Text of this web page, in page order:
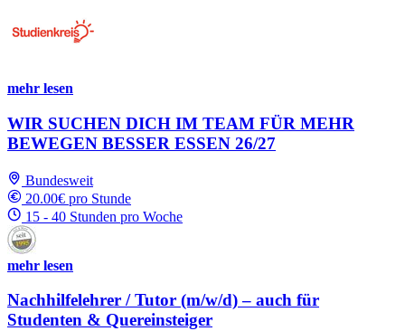
mehr lesen
WIR SUCHEN DICH IM TEAM FÜR MEHR
BEWEGEN BESSER ESSEN 26/27
Bundesweit
20.00€ pro Stunde
15 - 40 Stunden pro Woche
mehr lesen
Nachhilfelehrer / Tutor (m/w/d) – auch für
Studenten & Quereinsteiger